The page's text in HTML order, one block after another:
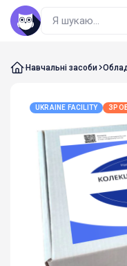
Навчальні засоби
UKRAINE FACILITY